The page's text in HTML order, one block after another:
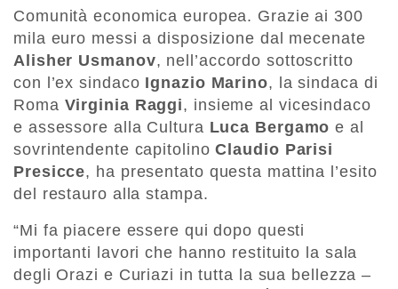
Comunità economica europea. Grazie ai 300
mila euro messi a disposizione dal mecenate
Alisher Usmanov, nell’accordo sottoscritto
con l’ex sindaco Ignazio Marino, la sindaca di
Roma Virginia Raggi, insieme al vicesindaco
e assessore alla Cultura Luca Bergamo e al
sovrintendente capitolinoClaudio Parisi
Presicce, ha presentato questa mattina l’esito
del restauro alla stampa.
“Mi fa piacere essere qui dopo questi
importanti lavori che hanno restituito la sala
degli Orazi e Curiazi in tutta la sua bellezza –